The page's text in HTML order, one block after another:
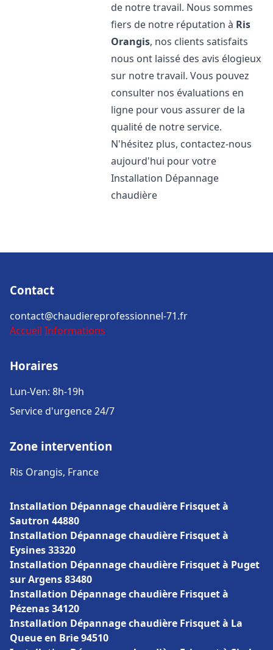
de notre travail. Nous sommes
fiers de notre réputation à Ris
Orangis, nos clients satisfaits
nous ont laissé des avis élogieux
sur notre travail. Vous pouvez
consulter nos évaluations en
ligne pour vous assurer de la
qualité de notre service.
N'hésitez plus, contactez-nous
aujourd'hui pour votre
Installation Dépannage
chaudière
Contact
contact@chaudiereprofessionnel-71.fr
Accueil Informations
Horaires
Lun-Ven: 8h-19h
Service d'urgence 24/7
Zone intervention
Ris Orangis, France
Installation Dépannage chaudière Frisquet à
Sautron 44880
Installation Dépannage chaudière Frisquet à
Eysines 33320
Installation Dépannage chaudière Frisquet à Puget
sur Argens 83480
Installation Dépannage chaudière Frisquet à
Pézenas 34120
Installation Dépannage chaudière Frisquet à La
Queue en Brie 94510